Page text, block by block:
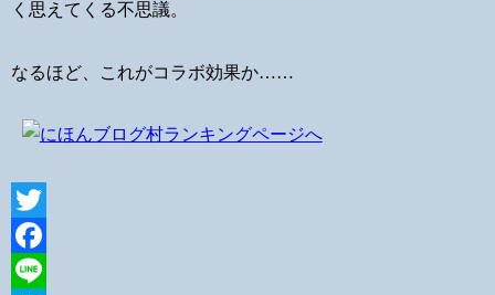
く思えてくる不思議。
なるほど、これがコラボ効果か……
Twitter
Facebook